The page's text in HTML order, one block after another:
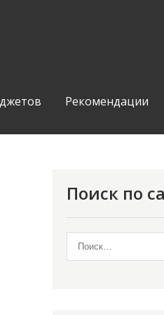
Рекомендации
Поиск по